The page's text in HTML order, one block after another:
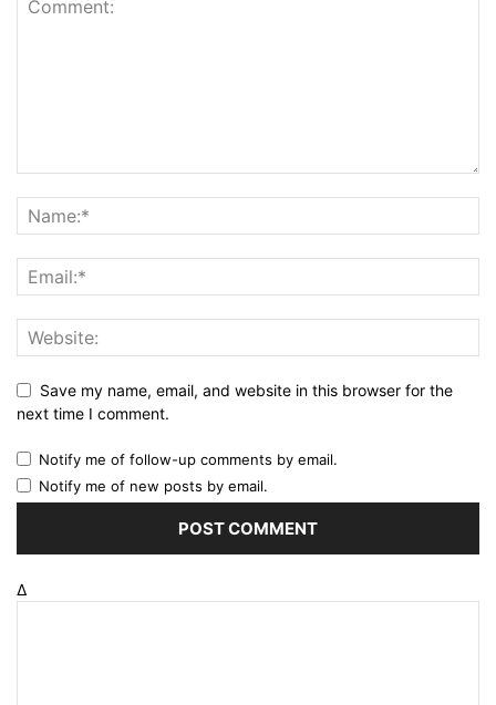
Save my name, email, and website in this browser for the
next time I comment.
Notify me of follow-up comments by email.
Notify me of new posts by email.
Δ